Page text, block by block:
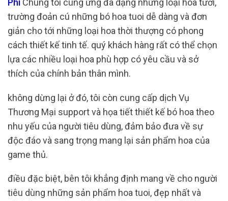
PhíChúng tôi cung ứng đa dạng những loại hoa tươi,
trường đoản cú những bó hoa tuoi dễ dàng và đơn
giản cho tới những loại hoa thời thượng có phong
cách thiết kế tinh tế. quý khách hàng rất có thể chọn
lựa các nhiều loại hoa phù hợp có yêu cầu và sở
thích của chính bản thân mình.
không dừng lại ở đó, tôi còn cung cấp dịch Vụ
Thương Mại support và họa tiết thiết kế bó hoa theo
nhu yếu của người tiêu dùng, đảm bảo đưa về sự
độc đáo và sang trọng mang lại sản phẩm hoa của
game thủ.
điều đặc biệt, bên tôi khẳng định mang về cho người
tiêu dùng những sản phẩm hoa tuoi, đẹp nhất và